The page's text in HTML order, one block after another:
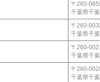
〒260-
千葉県千
〒260-
千葉県千
〒260-
千葉県千
〒260-
千葉県千